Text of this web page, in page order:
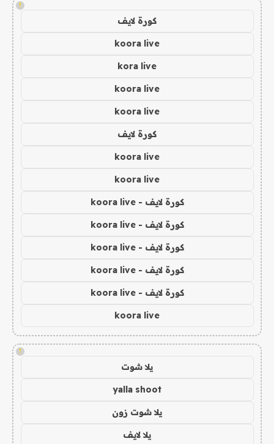
!
كورة لايف
koora live
kora live
koora live
koora live
كورة لايف
koora live
koora live
كورة لايف - koora live
كورة لايف - koora live
كورة لايف - koora live
كورة لايف - koora live
كورة لايف - koora live
koora live
!
يلا شوت
yalla shoot
يلا شوت زون
يلا لايف